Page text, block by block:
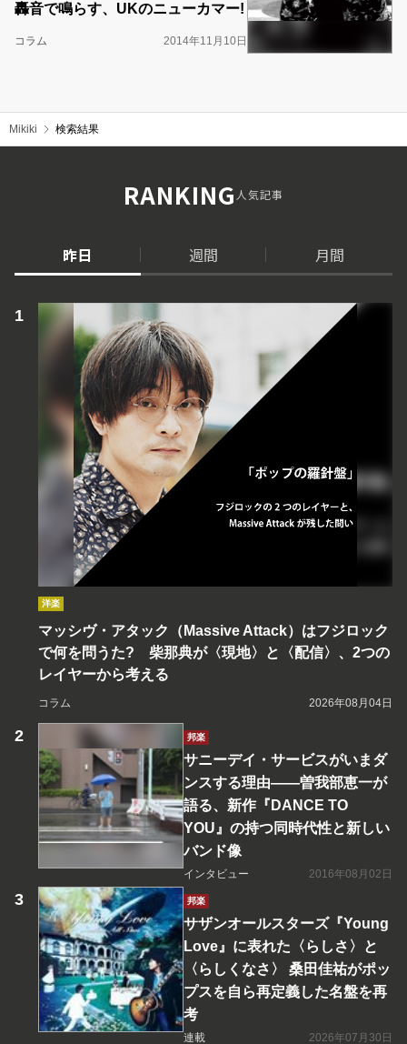
轟音で鳴らす、UKのニューカマー!
コラム 2014年11月10日
Mikiki 検索結果
RANKING人気記事
昨日 週間 月間
洋楽
マッシヴ・アタック（Massive Attack）はフジロック
で何を問うた? 柴那典が〈現地〉と〈配信〉、2つの
レイヤーから考える
コラム 2026年08月04日
邦楽
サニーデイ・サービスがいまダ
ンスする理由――曽我部恵一が
語る、新作『DANCE TO
YOU』の持つ同時代性と新しい
バンド像
インタビュー 2016年08月02日
邦楽
サザンオールスターズ『Young
Love』に表れた〈らしさ〉と
〈らしくなさ〉 桑田佳祐がポッ
プスを自ら再定義した名盤を再
考
連載 2026年07月30日